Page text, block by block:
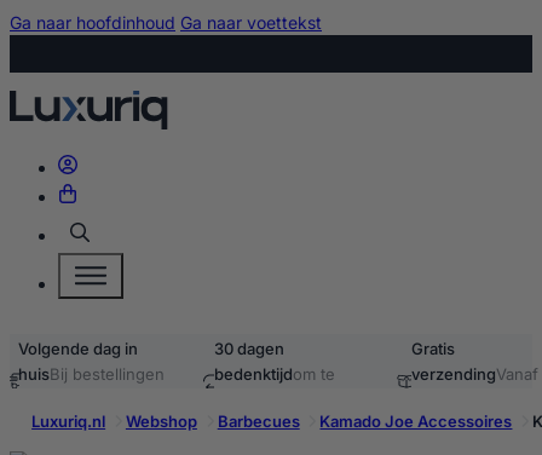
Ga naar hoofdinhoud Ga naar voettekst
Zoeken
Volgende dag in
huisBij bestellingen
30 dagen
bedenktijdom te
Gratis
verzendingVanaf
Luxuriq.nl
Webshop Barbecues Kamado Joe Accessoires